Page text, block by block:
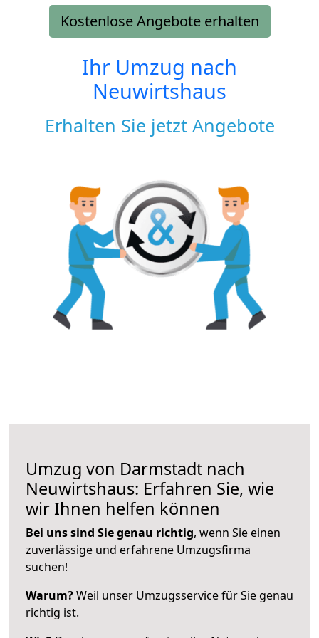
Kostenlose Angebote erhalten
Ihr Umzug nach
Neuwirtshaus
Erhalten Sie jetzt Angebote
Umzug von Darmstadt nach
Neuwirtshaus: Erfahren Sie, wie
wir Ihnen helfen können
Bei uns sind Sie genau richtig, wenn Sie einen
zuverlässige und erfahrene Umzugsfirma
suchen!
Warum?Weil unser Umzugsservice für Sie genau
richtig ist.